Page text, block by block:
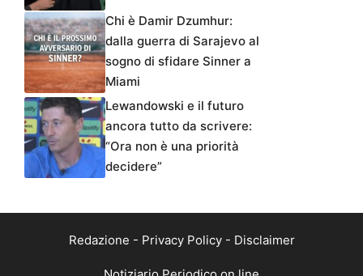
Chi è Damir Dzumhur:
dalla guerra di Sarajevo al
sogno di sfidare Sinner a
Miami
Lewandowski e il futuro
ancora tutto da scrivere:
“Ora non è una priorità
decidere”
Redazione - Privacy Policy- Disclaimer